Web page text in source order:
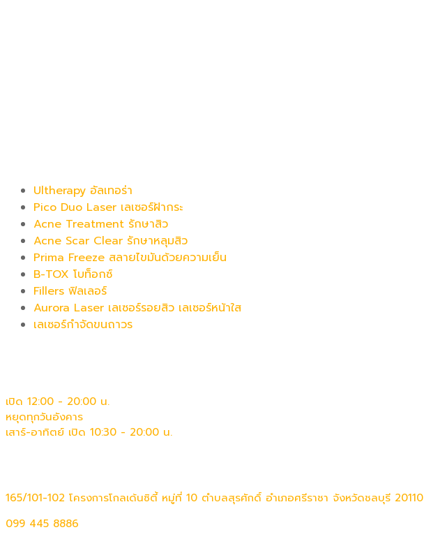
Ultherapy อัลเทอร่า
Pico Duo Laser เลเซอร์ฝ้ากระ
Acne Treatment รักษาสิว
Acne Scar Clear รักษาหลุมสิว
Prima Freeze สลายไขมันด้วยความเย็น
B-TOX โบท็อกซ์
Fillers ฟิลเลอร์
Aurora Laser เลเซอร์รอยสิว เลเซอร์หน้าใส
เลเซอร์กำจัดขนถาวร
เปิด 12:00 - 20:00 น.
หยุดทุกวันอังคาร
เสาร์-อาทิตย์ เปิด 10:30 - 20:00 น.
165/101-102 โครงการโกลเด้นซิตี้ หมู่ที่ 10 ตำบลสุรศักดิ์ อำเภอศรีราชา จังหวัดชลบุรี 20110
099 445 8886